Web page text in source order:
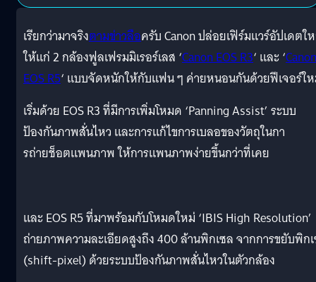
เรียกว่ามาจริงตามข่าวลือครับ Canon ปล่อยเฟิร์มแวร์อัปเดต
ให้แก่ 2 กล้องฟูลเฟรมมิเรอร์เลส ‘Canon EOS R3‘ และ ‘Canon
EOS R5‘ แบบจัดหนักให้กับแฟน ๆ ค่ายหนอนกันด้วยฟีเจอร์ใ
เริ่มด้วย EOS R3 ที่มีการเพิ่มโหมด ‘Panning Assist’ ระบบ
ป้องกันภาพสั่นไหว และการแก้ไขการเบลอของวัตถุในกา
รถ่ายช็อตแพนภาพ ให้การแพนภาพง่ายขึ้นกว่าที่เคย
และ EOS R5 ที่มาพร้อมกับโหมดใหม่ ‘IBIS High Resolution’
ถ่ายภาพความละเอียดสูงถึง 400 ล้านพิกเซล จากการขยับพิก
(shift-pixel) ด้วยระบบป้องกันภาพสั่นไหวในตัวกล้อง